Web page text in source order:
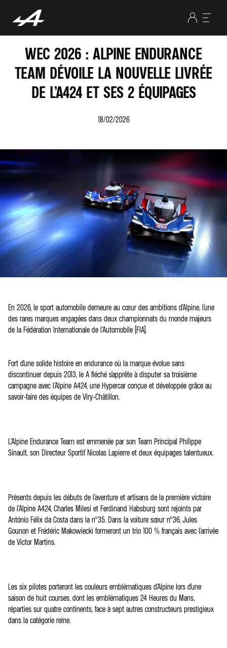
WEC 2026 : ALPINE ENDURANCE
TEAM DÉVOILE LA NOUVELLE LIVRÉE
DE L’A424 ET SES 2 ÉQUIPAGES
18/02/2026
En 2026, le sport automobile demeure au cœur des ambitions d’Alpine, l’une
des rares marques engagées dans deux championnats du monde majeurs
de la Fédération Internationale de l’Automobile (FIA).
Fort d’une solide histoire en endurance où la marque évolue sans
discontinuer depuis 2013, le A fléché s’apprête à disputer sa troisième
campagne avec l’Alpine A424, une Hypercar conçue et développée grâce au
savoir-faire des équipes de Viry-Châtillon.
L’Alpine Endurance Team est emmenée par son Team Principal Philippe
Sinault, son Directeur Sportif Nicolas Lapierre et deux équipages talentueux.
Présents depuis les débuts de l’aventure et artisans de la première victoire
de l’Alpine A424, Charles Milesi et Ferdinand Habsburg sont rejoints par
António Félix da Costa dans la n°35. Dans la voiture sœur n°36, Jules
Gounon et Frédéric Makowiecki formeront un trio 100 % français avec l’arrivée
de Victor Martins.
Les six pilotes porteront les couleurs emblématiques d’Alpine lors d’une
saison de huit courses, dont les emblématiques 24 Heures du Mans,
réparties sur quatre continents, face à sept autres constructeurs prestigieux
dans la catégorie reine.